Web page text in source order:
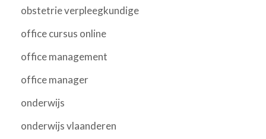
obstetrie verpleegkundige
office cursus online
office management
office manager
onderwijs
onderwijs vlaanderen